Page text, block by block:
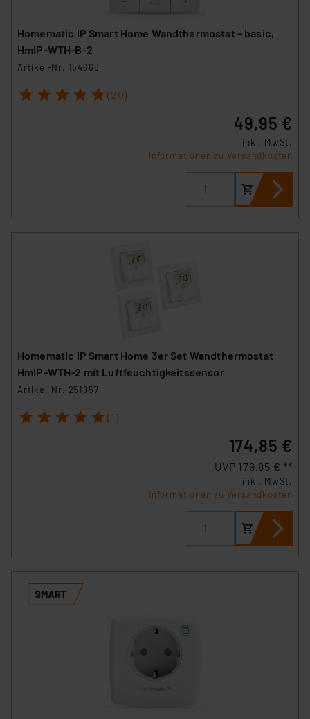
Homematic IP Smart Home Wandthermostat – basic,
HmIP-WTH-B-2
Artikel-Nr. 154666
1 2 3 4 5 (20)
49,95 €
inkl. MwSt.
Informationen zu Versandkosten
Homematic IP Smart Home 3er Set Wandthermostat
HmIP-WTH-2 mit Luftfeuchtigkeitssensor
Artikel-Nr. 251957
1 2 3 4 5 (1)
174,85 €
UVP 179,85 € **
inkl. MwSt.
Informationen zu Versandkosten